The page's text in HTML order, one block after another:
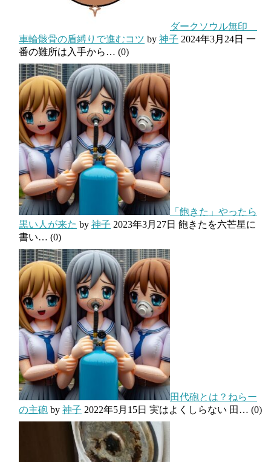
ダークソウル無印
車輪骸骨の盾縛りで進むコツ by 神子 2024年3月24日 一
番の難所は入手から… (0)
「飽きた」やったら
黒い人が来た by 神子 2023年3月27日 飽きたを六芒星に
書い… (0)
田代砲とは？ねらー
の主砲 by 神子 2022年5月15日 実はよくしらない 田… (0)